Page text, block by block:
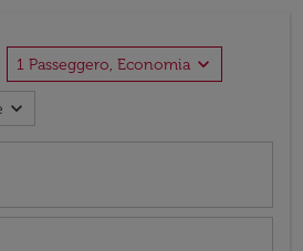
1 Passeggero, Economia expand_more
expand_more